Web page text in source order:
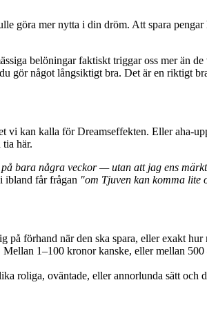
göra mer nytta i din dröm. Att spara
belöningar faktiskt triggar oss mer än
gör något långsiktigt bra. Det är en riktigt
kan kalla för Dreamseffekten. Eller aha-
här.
bara några veckor — utan att jag ens
ibland får frågan "om Tjuven kan komma lite
på förhand när den ska spara, eller exakt hur
1–100 kronor kanske, eller mellan
roliga, oväntade, eller annorlunda sätt